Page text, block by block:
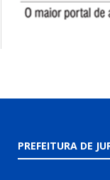
PREFEITURA DE